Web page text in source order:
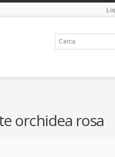
orchidea rosa